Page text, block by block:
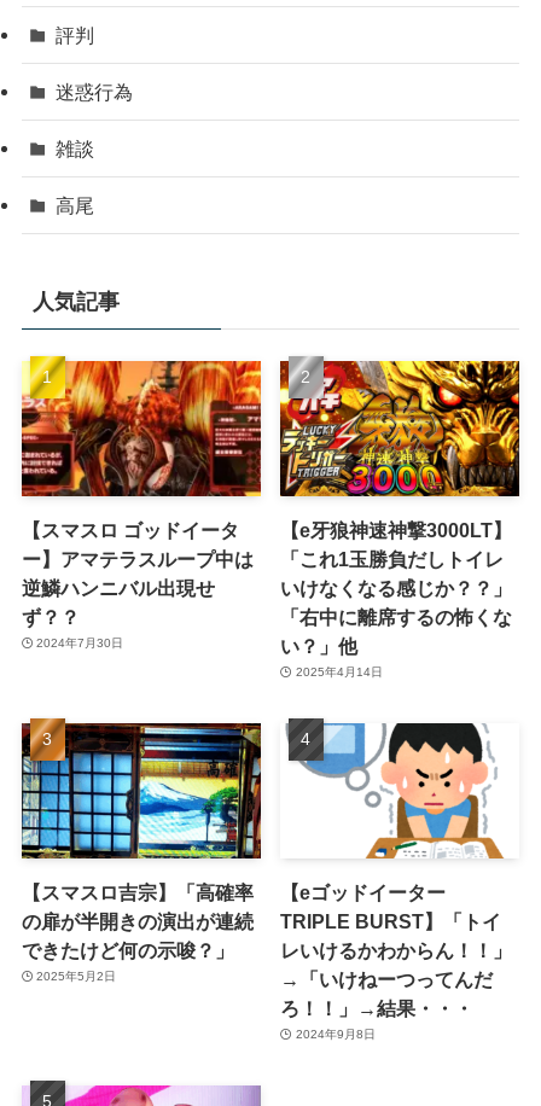
評判
迷惑行為
雑談
高尾
人気記事
【スマスロ ゴッドイータ
ー】アマテラスループ中は
逆鱗ハンニバル出現せ
ず？？
2024年7月30日
【e牙狼神速神撃3000LT】
「これ1玉勝負だしトイレ
いけなくなる感じか？？」
「右中に離席するの怖くな
い？」他
2025年4月14日
【スマスロ吉宗】「高確率
の扉が半開きの演出が連続
できたけど何の示唆？」
2025年5月2日
【eゴッドイーター
TRIPLE BURST】「トイ
レいけるかわからん！！」
→「いけねーつってんだ
ろ！！」→結果・・・
2024年9月8日